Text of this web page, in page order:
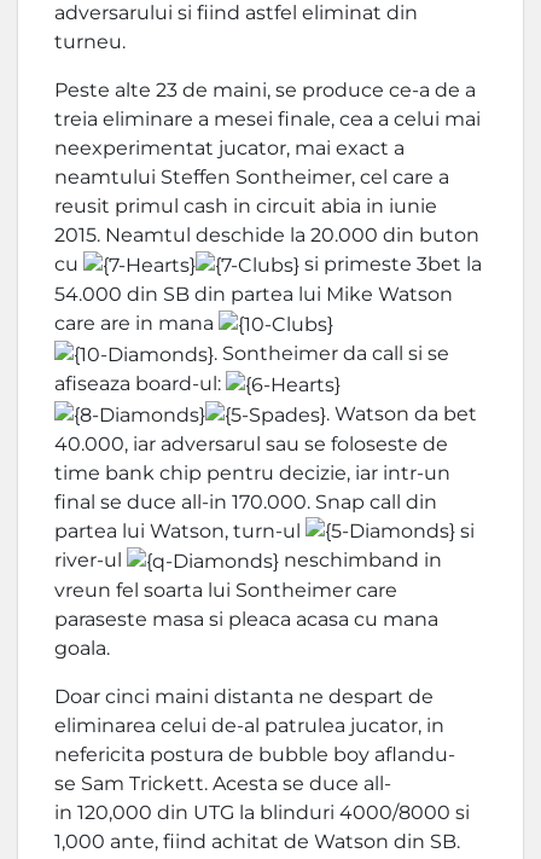
adversarului si fiind astfel eliminat din
turneu.
Peste alte 23 de maini, se produce ce-a de a
treia eliminare a mesei finale, cea a celui mai
neexperimentat jucator, mai exact a
neamtului Steffen Sontheimer, cel care a
reusit primul cash in circuit abia in iunie
2015. Neamtul deschide la 20.000 din buton
cu
si primeste 3bet la
54.000 din SB din partea lui Mike Watson
care are in mana
. Sontheimer da call si se
afiseaza board-ul:
. Watson da bet
40.000, iar adversarul sau se foloseste de
time bank chip pentru decizie, iar intr-un
final se duce all-in 170.000. Snap call din
partea lui Watson, turn-ul
si
river-ul
neschimband in
vreun fel soarta lui Sontheimer care
paraseste masa si pleaca acasa cu mana
goala.
Doar cinci maini distanta ne despart de
eliminarea celui de-al patrulea jucator, in
nefericita postura de bubble boy aflandu-
se Sam Trickett. Acesta se duce all-
in 120,000 din UTG la blinduri 4000/8000 si
1,000 ante, fiind achitat de Watson din SB.